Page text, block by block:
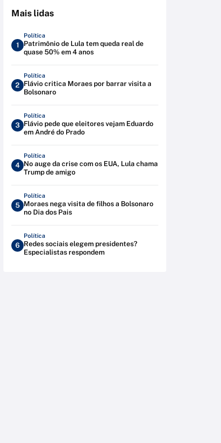
Mais lidas
1
Política
Patrimônio de Lula tem queda real de
quase 50% em 4 anos
2
Política
Flávio critica Moraes por barrar visita a
Bolsonaro
3
Política
Flávio pede que eleitores vejam Eduardo
em André do Prado
4
Política
No auge da crise com os EUA, Lula chama
Trump de amigo
5
Política
Moraes nega visita de filhos a Bolsonaro
no Dia dos Pais
6
Política
Redes sociais elegem presidentes?
Especialistas respondem